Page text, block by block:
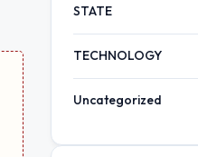
STATE
TECHNOLOGY
Uncategorized